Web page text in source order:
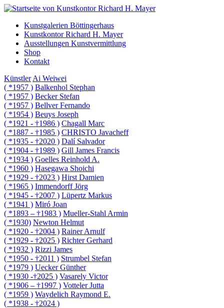
Kunstgalerien Böttingerhaus
Kunstkontor Richard H. Mayer
Ausstellungen Kunstvermittlung
Shop
Kontakt
Künstler Ai Weiwei
( *1957 ) Balkenhol Stephan
( *1957 ) Becker Stefan
( *1957 ) Bellver Fernando
( *1954 ) Beuys Joseph
( *1921 - †1986 ) Chagall Marc
( *1887 - †1985 ) CHRISTO Javacheff
( *1935 - †2020 ) Dalí Salvador
( *1904 - †1989 ) Gill James Francis
( *1934 ) Goelles Reinhold A.
( *1960 ) Hasegawa Shoichi
( *1929 - †2023 ) Hirst Damien
( *1965 ) Immendorff Jörg
( *1945 - †2007 ) Lüpertz Markus
( *1941 ) Miró Joan
( *1893 – †1983 ) Mueller-Stahl Armin
( *1930) Newton Helmut
( *1920 - †2004 ) Rainer Arnulf
( *1929 - †2025 ) Richter Gerhard
( *1932 ) Rizzi James
( *1950 - †2011 ) Strumbel Stefan
( *1979 ) Uecker Günther
( *1930 -†2025 ) Vasarely Victor
( *1906 – †1997 ) Votteler Jutta
( *1959 ) Waydelich Raymond E.
( *1938 - †2024 )